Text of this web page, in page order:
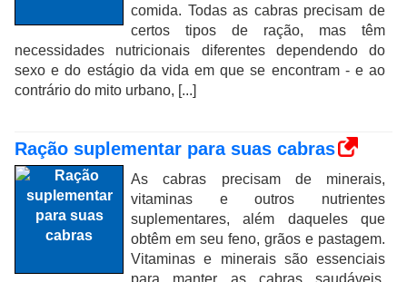
comida. Todas as cabras precisam de
certos tipos de ração, mas têm
necessidades nutricionais diferentes dependendo do
sexo e do estágio da vida em que se encontram - e ao
contrário do mito urbano, [...]
Ração suplementar para suas cabras
As cabras precisam de minerais,
vitaminas e outros nutrientes
suplementares, além daqueles que
obtêm em seu feno, grãos e pastagem.
Vitaminas e minerais são essenciais
para manter as cabras saudáveis,